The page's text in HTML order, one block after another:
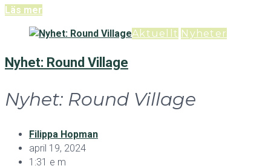
Läs mer
Aktuellt Nyheter
Nyhet: Round Village
Nyhet: Round Village
Filippa Hopman
april 19, 2024
1:31 e m